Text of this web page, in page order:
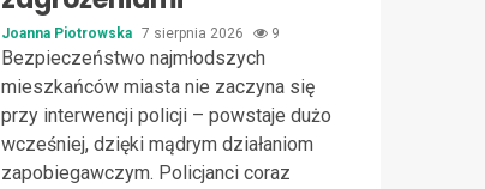
Joanna Piotrowska 7 sierpnia 2026 9
Bezpieczeństwo najmłodszych
mieszkańców miasta nie zaczyna się
przy interwencji policji – powstaje dużo
wcześniej, dzięki mądrym działaniom
zapobiegawczym. Policjanci coraz